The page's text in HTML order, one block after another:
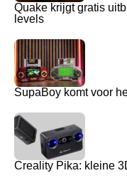
Quake krijgt gratis
levels
SupaBoy komt voor
Creality Pika: kleine